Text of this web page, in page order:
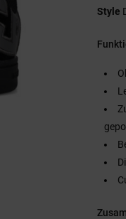
Style